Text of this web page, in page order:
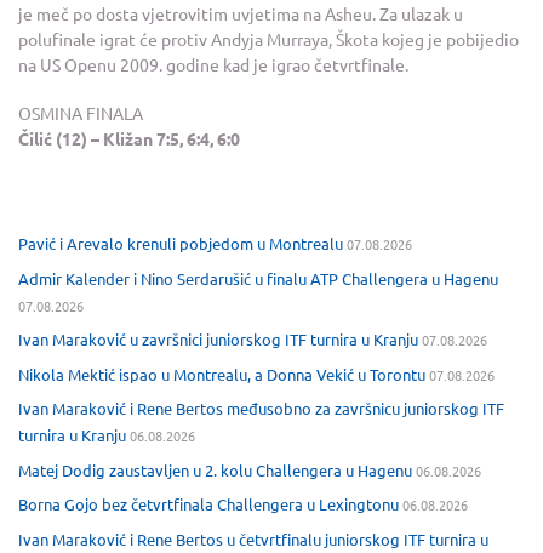
je meč po dosta vjetrovitim uvjetima na Asheu. Za ulazak u
polufinale igrat će protiv Andyja Murraya, Škota kojeg je pobijedio
na US Openu 2009. godine kad je igrao četvrtfinale.
OSMINA FINALA
Čilić (12) – Kližan 7:5, 6:4, 6:0
Pavić i Arevalo krenuli pobjedom u Montrealu07.08.2026
Admir Kalender i Nino Serdarušić u finalu ATP Challengera u Hagenu
07.08.2026
Ivan Maraković u završnici juniorskog ITF turnira u Kranju07.08.2026
Nikola Mektić ispao u Montrealu, a Donna Vekić u Torontu07.08.2026
Ivan Maraković i Rene Bertos međusobno za završnicu juniorskog ITF
turnira u Kranju06.08.2026
Matej Dodig zaustavljen u 2. kolu Challengera u Hagenu06.08.2026
Borna Gojo bez četvrtfinala Challengera u Lexingtonu06.08.2026
Ivan Maraković i Rene Bertos u četvrtfinalu juniorskog ITF turnira u